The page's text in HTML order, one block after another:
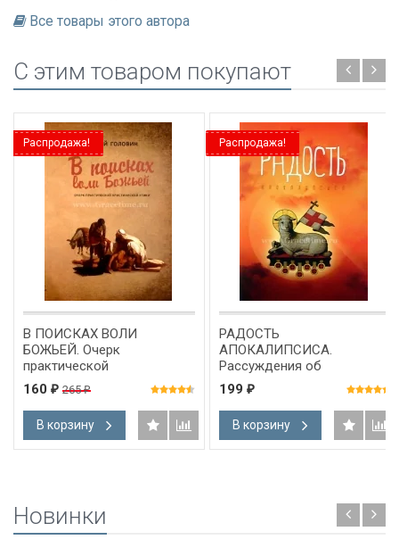
Все товары этого автора
C этим товаром покупают
Распродажа!
В ПОИСКАХ ВОЛИ
БОЖЬЕЙ. Очерк
практической
христианской этики. Сергей
Головин
160 ₽ 265₽
В корзину
Распродажа!
РАДОСТЬ
АПОКАЛИПСИСА.
Рассуждения об
Откровении. Сергей
Головин
199 ₽
В корзину
Новинки